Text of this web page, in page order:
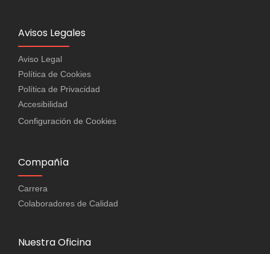
Avisos Legales
Aviso Legal
Política de Cookies
Política de Privacidad
Accesibilidad
Configuración de Cookies
Compañía
Carrera
Colaboradores de Calidad
Nuestra Oficina